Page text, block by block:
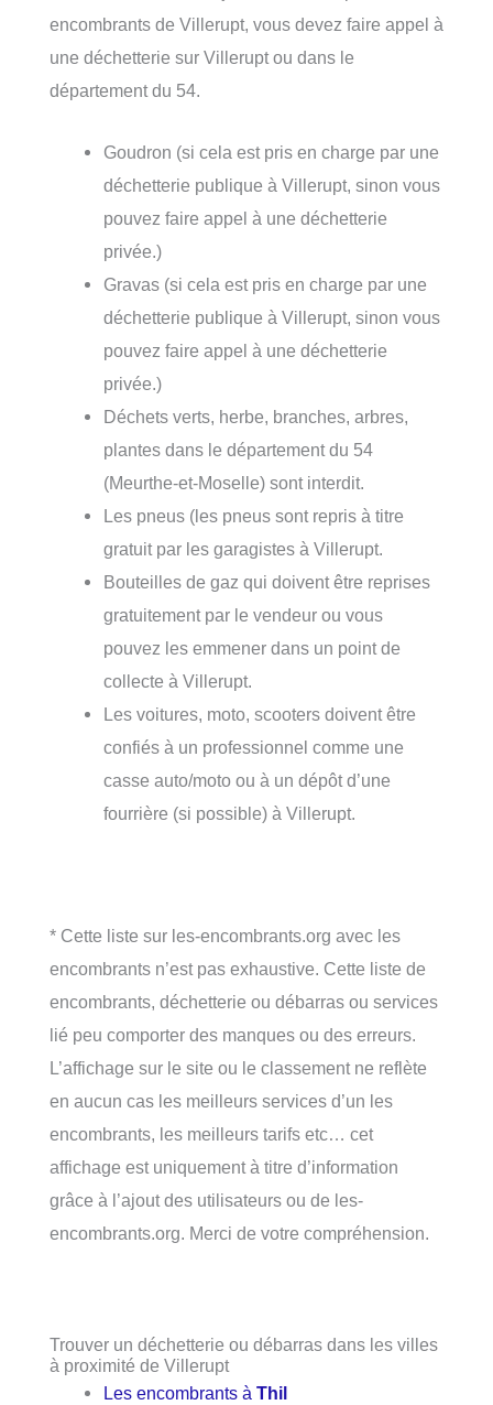
encombrants de Villerupt, vous devez faire appel à
une déchetterie sur Villerupt ou dans le
département du 54.
Goudron (si cela est pris en charge par une
déchetterie publique à Villerupt, sinon vous
pouvez faire appel à une déchetterie
privée.)
Gravas (si cela est pris en charge par une
déchetterie publique à Villerupt, sinon vous
pouvez faire appel à une déchetterie
privée.)
Déchets verts, herbe, branches, arbres,
plantes dans le département du 54
(Meurthe-et-Moselle) sont interdit.
Les pneus (les pneus sont repris à titre
gratuit par les garagistes à Villerupt.
Bouteilles de gaz qui doivent être reprises
gratuitement par le vendeur ou vous
pouvez les emmener dans un point de
collecte à Villerupt.
Les voitures, moto, scooters doivent être
confiés à un professionnel comme une
casse auto/moto ou à un dépôt d’une
fourrière (si possible) à Villerupt.
* Cette liste sur les-encombrants.org avec les
encombrants n’est pas exhaustive. Cette liste de
encombrants, déchetterie ou débarras ou services
lié peu comporter des manques ou des erreurs.
L’affichage sur le site ou le classement ne reflète
en aucun cas les meilleurs services d’un les
encombrants, les meilleurs tarifs etc… cet
affichage est uniquement à titre d’information
grâce à l’ajout des utilisateurs ou de les-
encombrants.org. Merci de votre compréhension.
Trouver un déchetterie ou débarras dans les villes
à proximité de Villerupt
Les encombrants àThil